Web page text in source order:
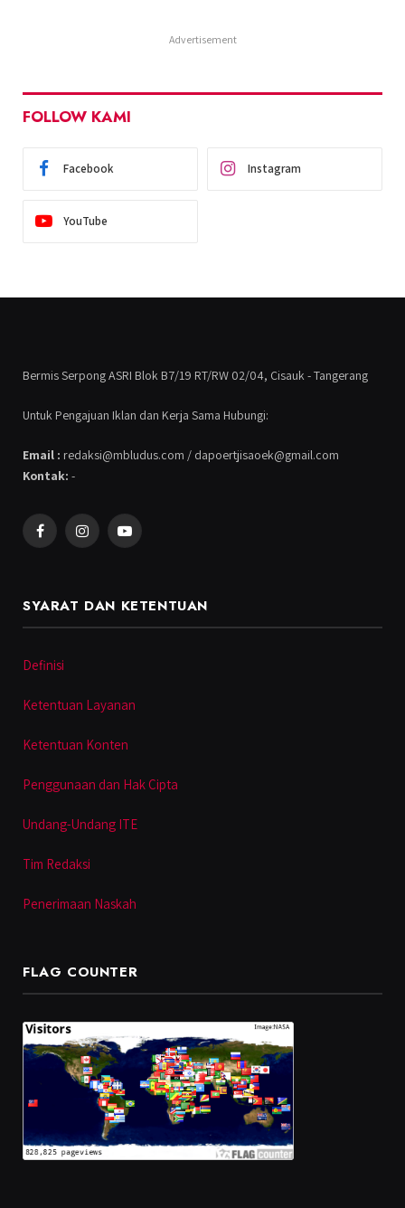
Advertisement
FOLLOW KAMI
Facebook Instagram
YouTube
Bermis Serpong ASRI Blok B7/19 RT/RW 02/04, Cisauk - Tangerang
Untuk Pengajuan Iklan dan Kerja Sama Hubungi:
Email : redaksi@mbludus.com / dapoertjisaoek@gmail.com
Kontak: -
FacebookInstagramYouTube
SYARAT DAN KETENTUAN
Definisi
Ketentuan Layanan
Ketentuan Konten
Penggunaan dan Hak Cipta
Undang-Undang ITE
Tim Redaksi
Penerimaan Naskah
FLAG COUNTER